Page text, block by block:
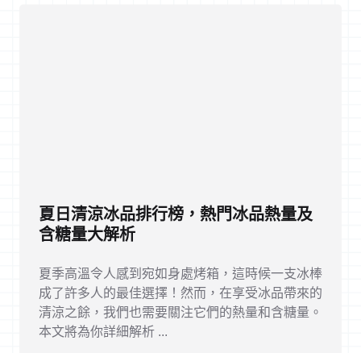
夏日清涼冰品排行榜，熱門冰品熱量及
含糖量大解析
夏季高溫令人感到宛如身處烤箱，這時候一支冰棒
成了許多人的最佳選擇！然而，在享受冰品帶來的
清涼之餘，我們也需要關注它們的熱量和含糖量。
本文將為你詳細解析 ...